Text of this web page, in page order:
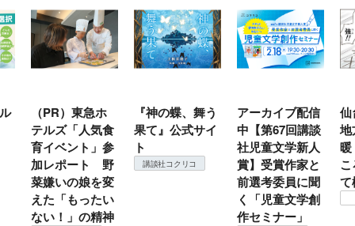
（PR）東急ホ
テルズ「人気食
育イベント」参
加レポート 野
菜嫌いの娘を変
えた「もったい
ない！」の精神
『神の蝶、舞う
果て』公式サイ
ト
講談社コクリコ
アーカイブ配信
中【第67回講談
社児童文学新人
賞】受賞作家と
前選考委員に聞
く「児童文学創
作セミナー」
仙
地
て